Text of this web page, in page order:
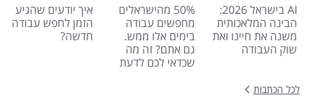
AI בישראל 2026:
הבינה המלאכותית
משנה את חיינו ואת
שוק העבודה
50% מהישראלים
מחפשים עבודה
בימים אלו ממש.
גם אתם? זה מה
שכדאי לכם לדעת
איך יודעים שהגיע
הזמן לחפש עבודה
חדשה?
לכל הכתבות